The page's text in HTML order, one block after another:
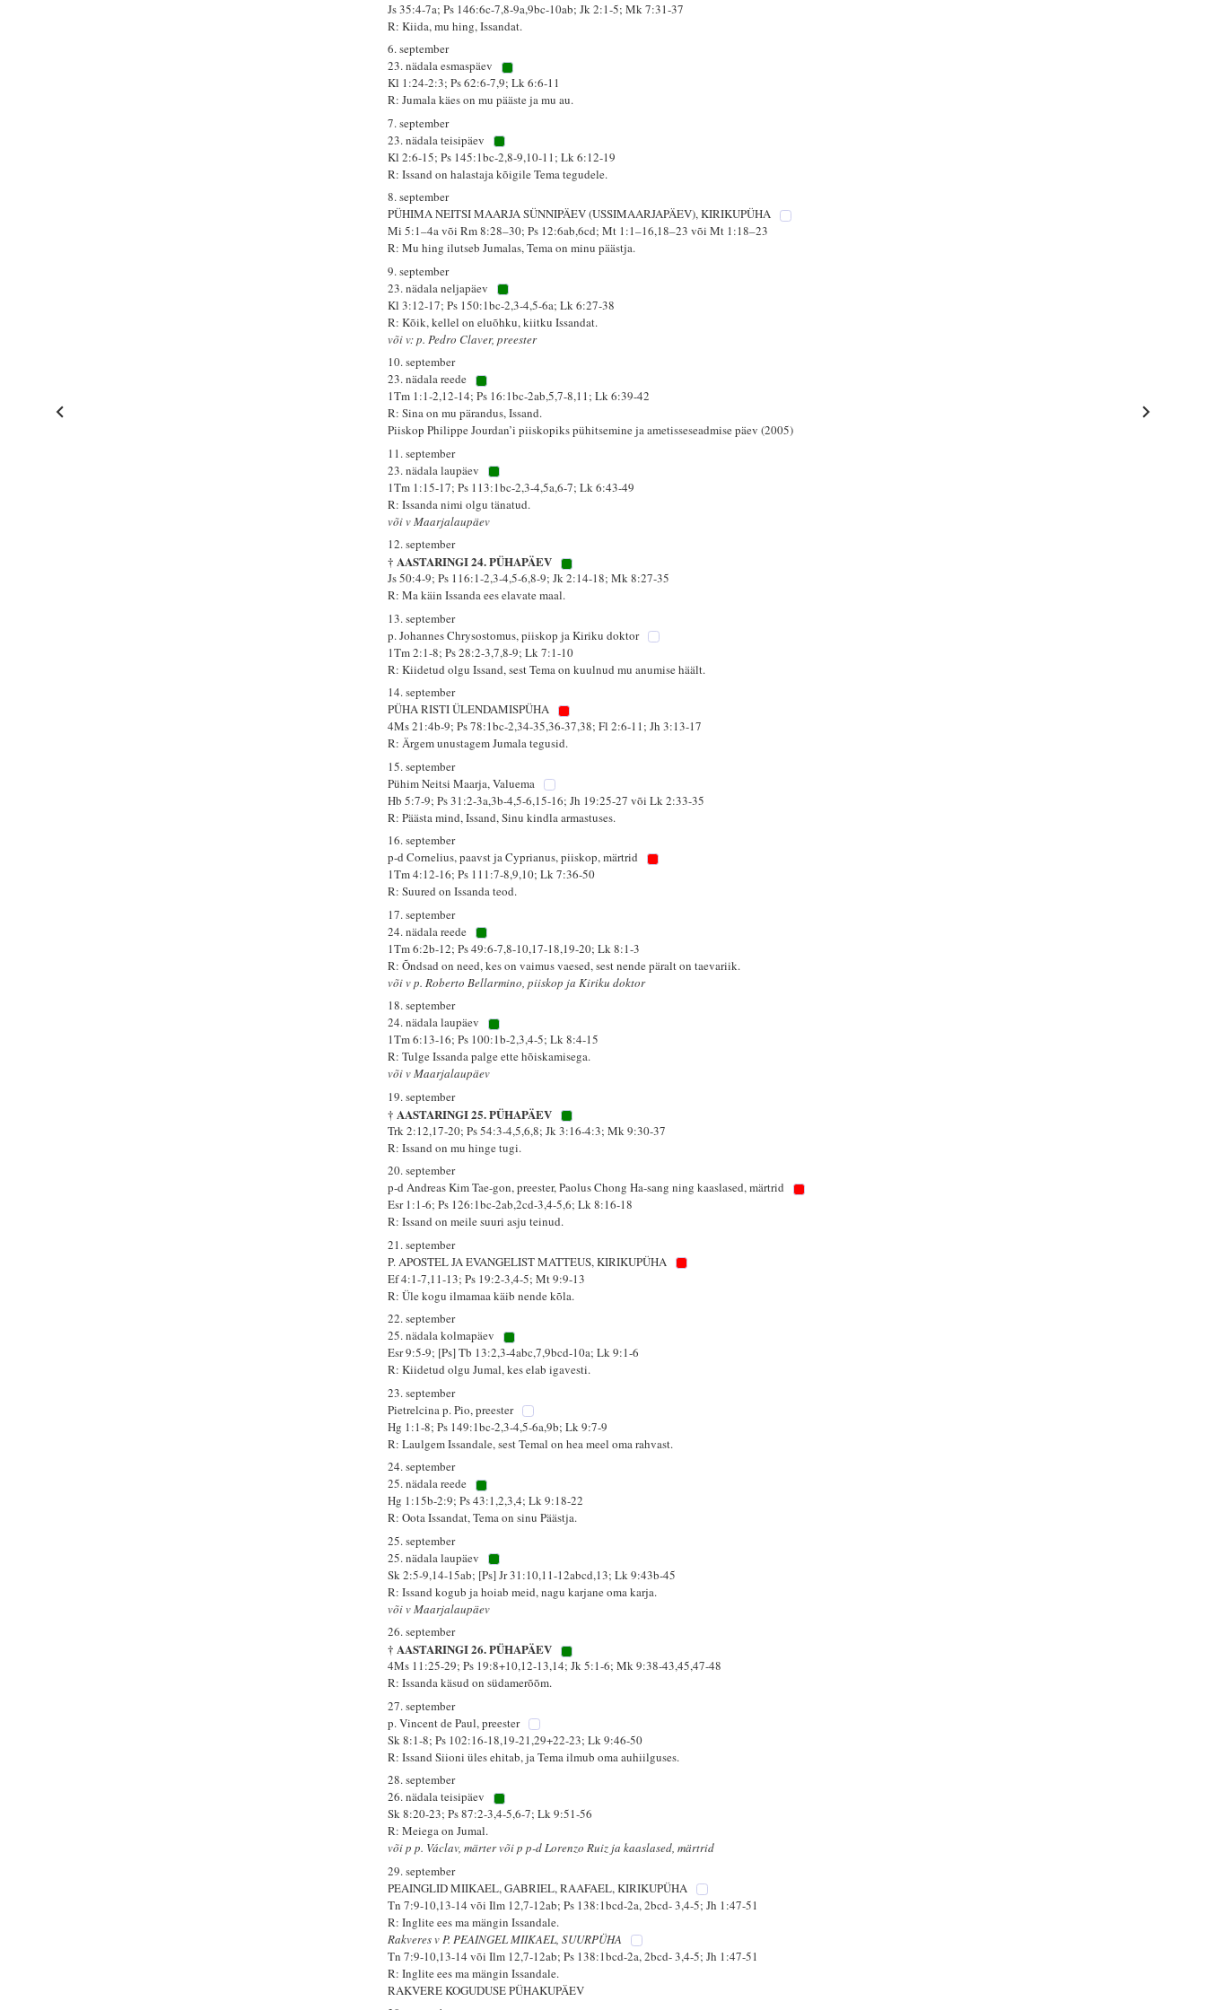
Js 35:4-7a; Ps 146:6c-7,8-9a,9bc-10ab; Jk 2:1-5; Mk 7:31-37
R: Kiida, mu hing, Issandat.
6. september
23. nädala esmaspäev
Kl 1:24-2:3; Ps 62:6-7,9; Lk 6:6-11
R: Jumala käes on mu pääste ja mu au.
7. september
23. nädala teisipäev
Kl 2:6-15; Ps 145:1bc-2,8-9,10-11; Lk 6:12-19
R: Issand on halastaja kõigile Tema tegudele.
8. september
PÜHIMA NEITSI MAARJA SÜNNIPÄEV (USSIMAARJAPÄEV), KIRIKUPÜHA
Mi 5:1–4a või Rm 8:28–30; Ps 12:6ab,6cd; Mt 1:1–16,18–23 või Mt 1:18–23
R: Mu hing ilutseb Jumalas, Tema on minu päästja.
9. september
23. nädala neljapäev
Kl 3:12-17; Ps 150:1bc-2,3-4,5-6a; Lk 6:27-38
R: Kõik, kellel on eluõhku, kiitku Issandat.
või v: p. Pedro Claver, preester
10. september
23. nädala reede
1Tm 1:1-2,12-14; Ps 16:1bc-2ab,5,7-8,11; Lk 6:39-42
R: Sina on mu pärandus, Issand.
Piiskop Philippe Jourdan’i piiskopiks pühitsemine ja ametisseseadmise päev (2005)
11. september
23. nädala laupäev
1Tm 1:15-17; Ps 113:1bc-2,3-4,5a,6-7; Lk 6:43-49
R: Issanda nimi olgu tänatud.
või v Maarjalaupäev
12. september
† AASTARINGI 24. PÜHAPÄEV
Js 50:4-9; Ps 116:1-2,3-4,5-6,8-9; Jk 2:14-18; Mk 8:27-35
R: Ma käin Issanda ees elavate maal.
13. september
p. Johannes Chrysostomus, piiskop ja Kiriku doktor
1Tm 2:1-8; Ps 28:2-3,7,8-9; Lk 7:1-10
R: Kiidetud olgu Issand, sest Tema on kuulnud mu anumise häält.
14. september
PÜHA RISTI ÜLENDAMISPÜHA
4Ms 21:4b-9; Ps 78:1bc-2,34-35,36-37,38; Fl 2:6-11; Jh 3:13-17
R: Ärgem unustagem Jumala tegusid.
15. september
Pühim Neitsi Maarja, Valuema
Hb 5:7-9; Ps 31:2-3a,3b-4,5-6,15-16; Jh 19:25-27 või Lk 2:33-35
R: Päästa mind, Issand, Sinu kindla armastuses.
16. september
p-d Cornelius, paavst ja Cyprianus, piiskop, märtrid
1Tm 4:12-16; Ps 111:7-8,9,10; Lk 7:36-50
R: Suured on Issanda teod.
17. september
24. nädala reede
1Tm 6:2b-12; Ps 49:6-7,8-10,17-18,19-20; Lk 8:1-3
R: Õndsad on need, kes on vaimus vaesed, sest nende päralt on taevariik.
või v p. Roberto Bellarmino, piiskop ja Kiriku doktor
18. september
24. nädala laupäev
1Tm 6:13-16; Ps 100:1b-2,3,4-5; Lk 8:4-15
R: Tulge Issanda palge ette hõiskamisega.
või v Maarjalaupäev
19. september
† AASTARINGI 25. PÜHAPÄEV
Trk 2:12,17-20; Ps 54:3-4,5,6,8; Jk 3:16-4:3; Mk 9:30-37
R: Issand on mu hinge tugi.
20. september
p-d Andreas Kim Tae-gon, preester, Paolus Chong Ha-sang ning kaaslased, märtrid
Esr 1:1-6; Ps 126:1bc-2ab,2cd-3,4-5,6; Lk 8:16-18
R: Issand on meile suuri asju teinud.
21. september
P. APOSTEL JA EVANGELIST MATTEUS, KIRIKUPÜHA
Ef 4:1-7,11-13; Ps 19:2-3,4-5; Mt 9:9-13
R: Üle kogu ilmamaa käib nende kõla.
22. september
25. nädala kolmapäev
Esr 9:5-9; [Ps] Tb 13:2,3-4abc,7,9bcd-10a; Lk 9:1-6
R: Kiidetud olgu Jumal, kes elab igavesti.
23. september
Pietrelcina p. Pio, preester
Hg 1:1-8; Ps 149:1bc-2,3-4,5-6a,9b; Lk 9:7-9
R: Laulgem Issandale, sest Temal on hea meel oma rahvast.
24. september
25. nädala reede
Hg 1:15b-2:9; Ps 43:1,2,3,4; Lk 9:18-22
R: Oota Issandat, Tema on sinu Päästja.
25. september
25. nädala laupäev
Sk 2:5-9,14-15ab; [Ps] Jr 31:10,11-12abcd,13; Lk 9:43b-45
R: Issand kogub ja hoiab meid, nagu karjane oma karja.
või v Maarjalaupäev
26. september
† AASTARINGI 26. PÜHAPÄEV
4Ms 11:25-29; Ps 19:8+10,12-13,14; Jk 5:1-6; Mk 9:38-43,45,47-48
R: Issanda käsud on südamerõõm.
27. september
p. Vincent de Paul, preester
Sk 8:1-8; Ps 102:16-18,19-21,29+22-23; Lk 9:46-50
R: Issand Siioni üles ehitab, ja Tema ilmub oma auhiilguses.
28. september
26. nädala teisipäev
Sk 8:20-23; Ps 87:2-3,4-5,6-7; Lk 9:51-56
R: Meiega on Jumal.
või p p. Václav, märter või p p-d Lorenzo Ruiz ja kaaslased, märtrid
29. september
PEAINGLID MIIKAEL, GABRIEL, RAAFAEL, KIRIKUPÜHA
Tn 7:9-10,13-14 või Ilm 12,7-12ab; Ps 138:1bcd-2a, 2bcd- 3,4-5; Jh 1:47-51
R: Inglite ees ma mängin Issandale.
Rakveres v P. PEAINGEL MIIKAEL, SUURPÜHA
Tn 7:9-10,13-14 või Ilm 12,7-12ab; Ps 138:1bcd-2a, 2bcd- 3,4-5; Jh 1:47-51
R: Inglite ees ma mängin Issandale.
RAKVERE KOGUDUSE PÜHAKUPÄEV